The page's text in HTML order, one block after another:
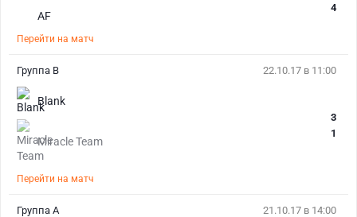
AF
4
Перейти на матч
22.10.17 в 11:00
Blank
Miracle Team
3
1
Перейти на матч
Группа B
21.10.17 в 14:00
Группа A